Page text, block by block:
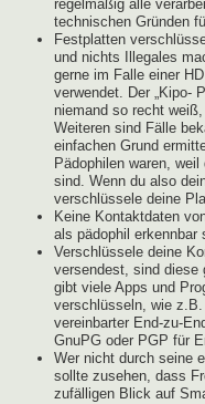
regelmäßig alle
technischen Gründen
Festplatten
und nichts Illegales
gerne im Falle einer
verwendet. Der „Kipo-
niemand so recht
Weiteren sind Fälle
einfachen Grund
Pädophilen waren,
sind. Wenn du also
verschlüssele deine
Keine Kontaktdaten
als pädophil erkennbar
Verschlüssele deine
versendest, sind diese
gibt viele Apps und
verschlüsseln, wie
vereinbarter End-zu-
GnuPG oder PGP für
Wer nicht durch seine
sollte zusehen, dass
zufälligen Blick auf